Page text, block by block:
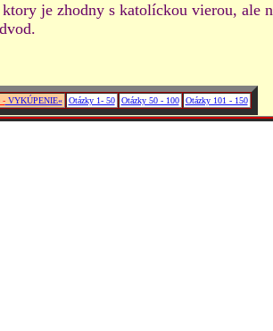
je zhodny s katolíckou vierou,
-VYKÚPENIE« Otázky 1- 50 Otázky 50 - 100 Otázky 101 - 150